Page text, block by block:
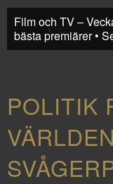
Film och TV –
bästa premiärer •
POLITIK